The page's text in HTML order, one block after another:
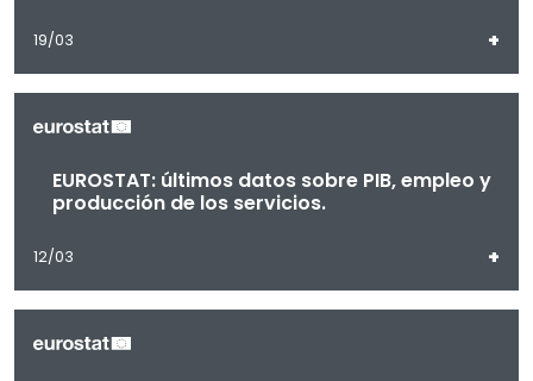
19/03 +
EUROSTAT: últimos datos sobre PIB, empleo y
producción de los servicios.
12/03 +